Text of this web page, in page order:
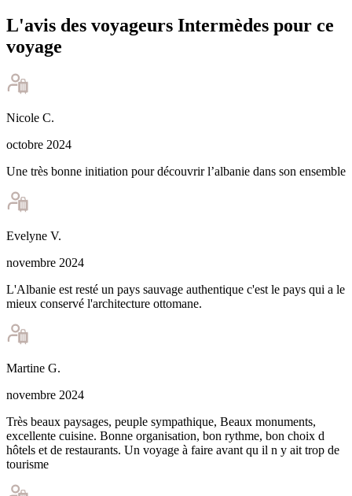
L'avis des voyageurs Intermèdes pour ce
voyage
Nicole C.
octobre 2024
Une très bonne initiation pour découvrir l’albanie dans son ensemble
Evelyne V.
novembre 2024
L'Albanie est resté un pays sauvage authentique c'est le pays qui a le
mieux conservé l'architecture ottomane.
Martine G.
novembre 2024
Très beaux paysages, peuple sympathique, Beaux monuments,
excellente cuisine. Bonne organisation, bon rythme, bon choix d
hôtels et de restaurants. Un voyage à faire avant qu il n y ait trop de
tourisme